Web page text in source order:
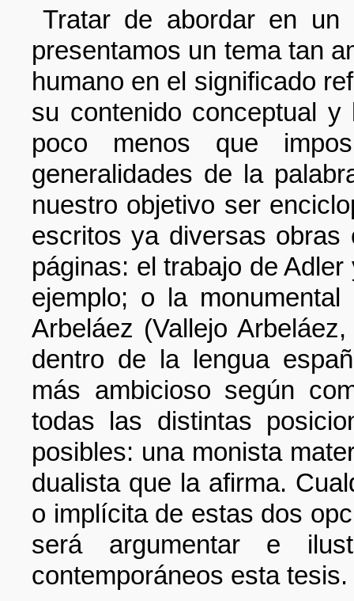
Tratar de abordar en
presentamos un tema tan
humano en el significado
su contenido conceptual
poco menos que
generalidades de la
nuestro objetivo ser
escritos ya diversas obras
páginas: el trabajo de
ejemplo; o la
Arbeláez (Vallejo
dentro de la lengua
más ambicioso según
todas las distintas
posibles: una monista
dualista que la afirma.
o implícita de estas dos
será argumentar e
contemporáneos esta tesis.